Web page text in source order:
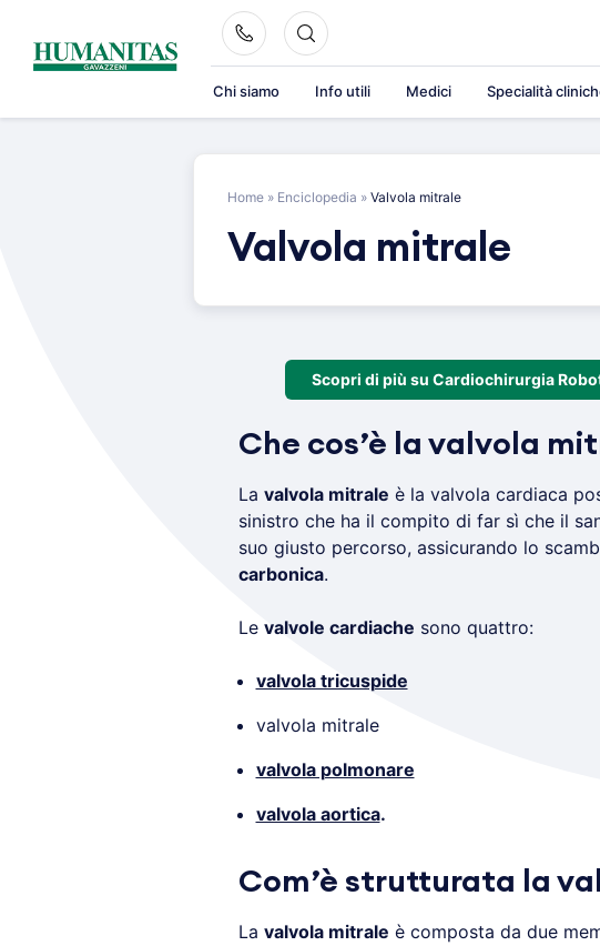
content
Chi siamo Info utili Medici Specialità
Home » Enciclopedia » Valvola mitrale
Valvola mitrale
Scopri di più su Cardiochirurgia
Che cos’è la valvola
La valvola mitrale è la valvola cardiaca
sinistro che ha il compito di far sì che il
suo giusto percorso, assicurando lo
carbonica.
Le valvole cardiache sono quattro:
valvola tricuspide
valvola mitrale
valvola polmonare
valvola aortica.
Com’è strutturata la
La valvola mitrale è composta da due